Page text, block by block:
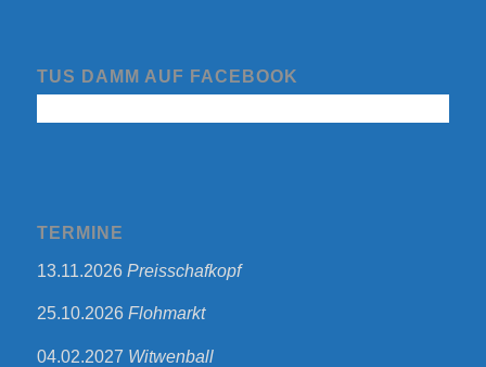
TUS DAMM AUF FACEBOOK
TERMINE
13.11.2026 Preisschafkopf
25.10.2026 Flohmarkt
04.02.2027 Witwenball